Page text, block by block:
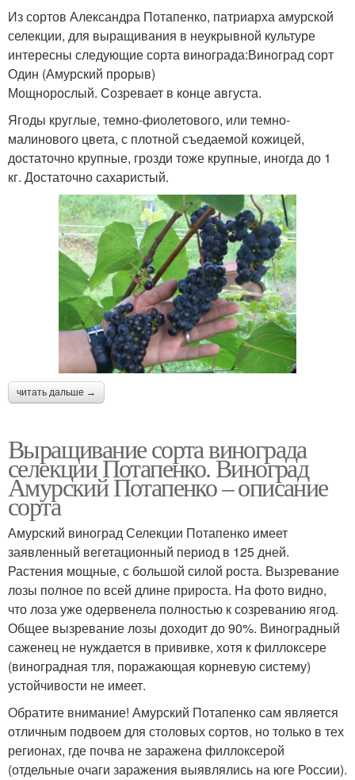
Из сортов Александра Потапенко, патриарха амурской
селекции, для выращивания в неукрывной культуре
интересны следующие сорта винограда:Виноград сорт
Один (Амурский прорыв)
Мощнорослый. Созревает в конце августа.
Ягоды круглые, темно-фиолетового, или темно-
малинового цвета, с плотной съедаемой кожицей,
достаточно крупные, грозди тоже крупные, иногда до 1
кг. Достаточно сахаристый.
читать дальше →
Выращивание сорта винограда
селекции Потапенко. Виноград
Амурский Потапенко – описание
сорта
Амурский виноград Селекции Потапенко имеет
заявленный вегетационный период в 125 дней.
Растения мощные, с большой силой роста. Вызревание
лозы полное по всей длине прироста. На фото видно,
что лоза уже одервенела полностью к созреванию ягод.
Общее вызревание лозы доходит до 90%. Виноградный
саженец не нуждается в прививке, хотя к филлоксере
(виноградная тля, поражающая корневую систему)
устойчивости не имеет.
Обратите внимание! Амурский Потапенко сам является
отличным подвоем для столовых сортов, но только в тех
регионах, где почва не заражена филлоксерой
(отдельные очаги заражения выявлялись на юге России).